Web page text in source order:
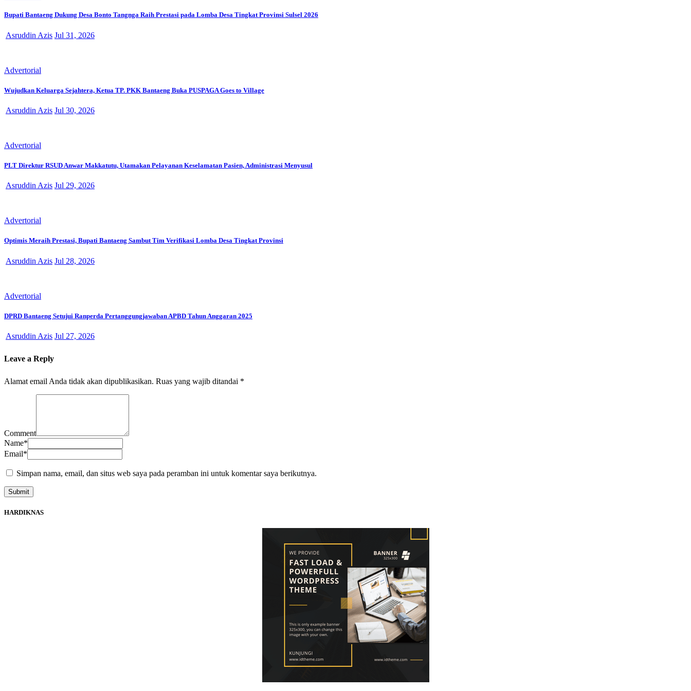
Bupati Bantaeng Dukung Desa Bonto Tangnga Raih Prestasi pada Lomba Desa Tingkat Provinsi Sulsel 2026
Asruddin Azis Jul 31, 2026
Advertorial
Wujudkan Keluarga Sejahtera, Ketua TP. PKK Bantaeng Buka PUSPAGA Goes to Village
Asruddin Azis Jul 30, 2026
Advertorial
PLT Direktur RSUD Anwar Makkatutu, Utamakan Pelayanan Keselamatan Pasien, Administrasi Menyusul
Asruddin Azis Jul 29, 2026
Advertorial
Optimis Meraih Prestasi, Bupati Bantaeng Sambut Tim Verifikasi Lomba Desa Tingkat Provinsi
Asruddin Azis Jul 28, 2026
Advertorial
DPRD Bantaeng Setujui Ranperda Pertanggungjawaban APBD Tahun Anggaran 2025
Asruddin Azis Jul 27, 2026
Leave a Reply
Alamat email Anda tidak akan dipublikasikan. Ruas yang wajib ditandai *
Comment
Name*
Email*
Simpan nama, email, dan situs web saya pada peramban ini untuk komentar saya berikutnya.
HARDIKNAS